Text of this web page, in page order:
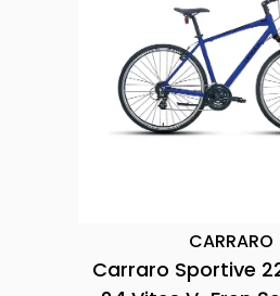
290 28 jant
Carraro